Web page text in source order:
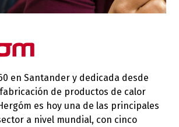
en Santander y dedicada desde
de productos de calor
es hoy una de las principales
a nivel mundial, con cinco